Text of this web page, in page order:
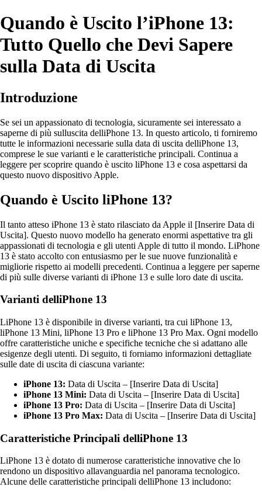
Quando è Uscito l’iPhone 13:
Tutto Quello che Devi Sapere
sulla Data di Uscita
Introduzione
Se sei un appassionato di tecnologia, sicuramente sei interessato a
saperne di più sulluscita delliPhone 13. In questo articolo, ti forniremo
tutte le informazioni necessarie sulla data di uscita delliPhone 13,
comprese le sue varianti e le caratteristiche principali. Continua a
leggere per scoprire quando è uscito liPhone 13 e cosa aspettarsi da
questo nuovo dispositivo Apple.
Quando è Uscito liPhone 13?
Il tanto atteso iPhone 13 è stato rilasciato da Apple il [Inserire Data di
Uscita]. Questo nuovo modello ha generato enormi aspettative tra gli
appassionati di tecnologia e gli utenti Apple di tutto il mondo. LiPhone
13 è stato accolto con entusiasmo per le sue nuove funzionalità e
migliorie rispetto ai modelli precedenti. Continua a leggere per saperne
di più sulle diverse varianti di iPhone 13 e sulle loro date di uscita.
Varianti delliPhone 13
LiPhone 13 è disponibile in diverse varianti, tra cui liPhone 13,
liPhone 13 Mini, liPhone 13 Pro e liPhone 13 Pro Max. Ogni modello
offre caratteristiche uniche e specifiche tecniche che si adattano alle
esigenze degli utenti. Di seguito, ti forniamo informazioni dettagliate
sulle date di uscita di ciascuna variante:
iPhone 13: Data di Uscita – [Inserire Data di Uscita]
iPhone 13 Mini: Data di Uscita – [Inserire Data di Uscita]
iPhone 13 Pro: Data di Uscita – [Inserire Data di Uscita]
iPhone 13 Pro Max: Data di Uscita – [Inserire Data di Uscita]
Caratteristiche Principali delliPhone 13
LiPhone 13 è dotato di numerose caratteristiche innovative che lo
rendono un dispositivo allavanguardia nel panorama tecnologico.
Alcune delle caratteristiche principali delliPhone 13 includono: